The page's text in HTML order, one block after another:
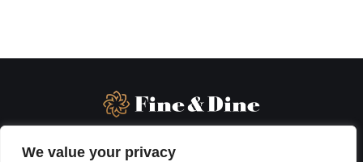
We value your privacy